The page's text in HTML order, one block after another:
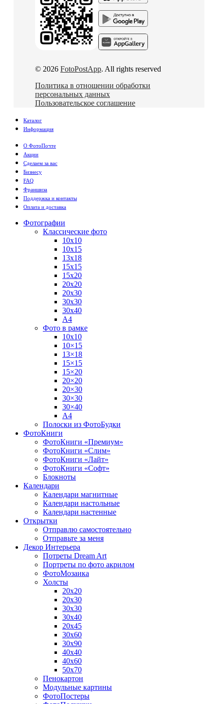
© 2026 FotoPostApp. All rights reserved
Политика в отношении обработки
персональных данных
Пользовательское соглашение
Каталог
Информация
О ФотоПочте
Акции
Сделаем за вас
Бизнесу
FAQ
Франшиза
Поддержка и контакты
Оплата и доставка
Фотографии
Классические фото
10х10
10х15
13х18
15х15
15х20
20х20
20х30
30х30
30х40
А4
Фото в рамке
10х10
10×15
13×18
15×15
15×20
20×20
20×30
30×30
30×40
A4
Полоски из ФотоБудки
ФотоКниги
ФотоКниги «Премиум»
ФотоКниги «Слим»
ФотоКниги «Лайт»
ФотоКниги «Софт»
Блокноты
Календари
Календари магнитные
Календари настольные
Календари настенные
Открытки
Отправлю самостоятельно
Отправьте за меня
Декор Интерьера
Потреты Dream Art
Портреты по фото акрилом
ФотоМозаика
Холсты
20х20
20х30
30х30
30х40
20х45
30х60
30х90
40х40
40х60
50х70
Пенокартон
Модульные картины
ФотоПостеры